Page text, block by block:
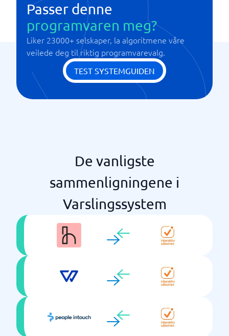
Passer denne
programvaren meg?
Liker 23000+ selskaper, la algoritmene våre
veilede deg til riktig programvarevalg.
TEST SYSTEMGUIDEN
De vanligste
sammenligningene i
Varslingssystem